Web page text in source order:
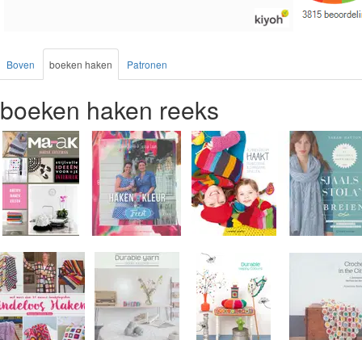
Boven boeken haken Patronen
boeken haken reeks